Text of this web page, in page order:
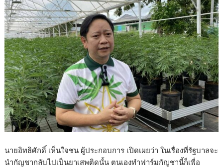
นายอิทธิศักดิ์ เห็นใจชน ผู้ประกอบการ เปิดเผยว่า ในเรื่องที่รัฐบาลจะ
นำกัญชากลับไปเป็นยาเสพติดนั้น ตนเองทำฟาร์มกัญชานี้ก็เพื่อ